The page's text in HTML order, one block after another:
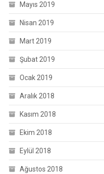
Mayıs 2019
Nisan 2019
Mart 2019
Şubat 2019
Ocak 2019
Aralık 2018
Kasım 2018
Ekim 2018
Eylül 2018
Ağustos 2018